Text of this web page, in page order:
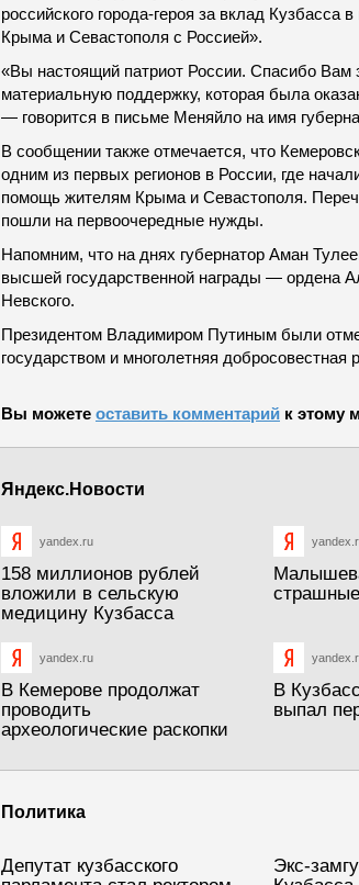
российского города-героя за вклад Кузбасса
Крыма и Севастополя с Россией».
«Вы настоящий патриот России. Спасибо Вам
материальную поддержку, которая была
— говорится в письме Меняйло на имя
В сообщении также отмечается, что
одним из первых регионов в России, где
помощь жителям Крыма и Севастополя.
пошли на первоочередные нужды.
Напомним, что на днях губернатор Аман
высшей государственной награды — ордена
Невского.
Президентом Владимиром Путиным были
государством и многолетняя добросовестная
Вы можете оставить комментарий к этому
Яндекс.Новости
yandex.ru
158 миллионов рублей
вложили в сельскую
медицину Кузбасса
yandex.ru
В Кемерове продолжат
проводить
археологические раскопки
В
выпал
Политика
Депутат кузбасского
Экс-